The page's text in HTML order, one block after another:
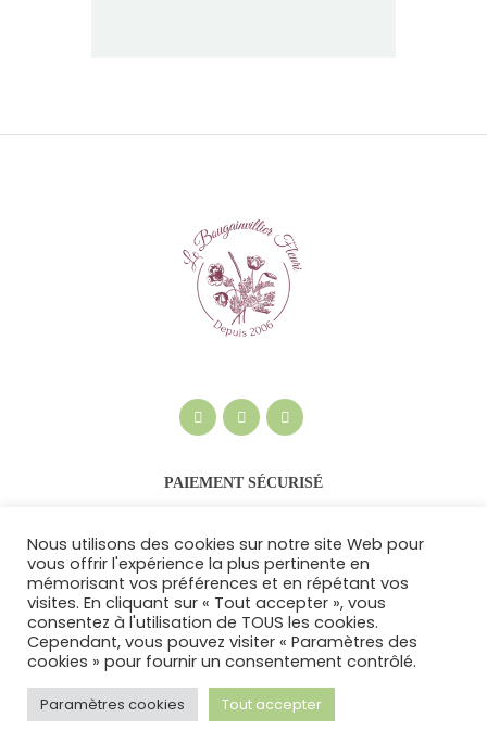
PAIEMENT SÉCURISÉ
Le Bougainvillier Fleuri © 2026. Tous droits
réservés -Politique de confidentialité et
Mentions Légales-CGV
Nous utilisons des cookies sur notre site Web pour
vous offrir l'expérience la plus pertinente en
mémorisant vos préférences et en répétant vos
visites. En cliquant sur « Tout accepter », vous
consentez à l'utilisation de TOUS les cookies.
Cependant, vous pouvez visiter « Paramètres des
cookies » pour fournir un consentement contrôlé.
Paramètres cookies Tout accepter